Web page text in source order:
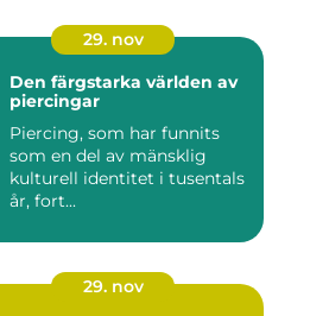
29. nov
Den färgstarka världen av
piercingar
Piercing, som har funnits
som en del av mänsklig
kulturell identitet i tusentals
år, fort...
29. nov